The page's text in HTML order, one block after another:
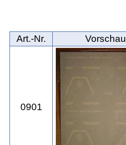
Art.‑Nr. Vorschau
0901